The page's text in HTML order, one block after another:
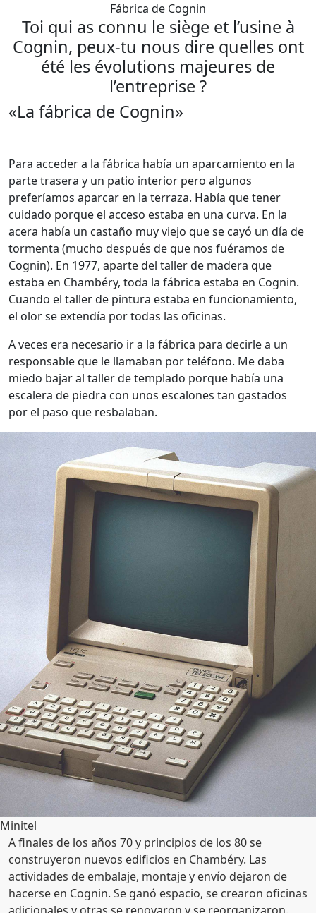
Fábrica de Cognin
Toi qui as connu le siège et l’usine à
Cognin, peux-tu nous dire quelles ont
été les évolutions majeures de
l’entreprise ?
«La fábrica de Cognin»
Para acceder a la fábrica había un aparcamiento en la
parte trasera y un patio interior pero algunos
preferíamos aparcar en la terraza. Había que tener
cuidado porque el acceso estaba en una curva. En la
acera había un castaño muy viejo que se cayó un día de
tormenta (mucho después de que nos fuéramos de
Cognin). En 1977, aparte del taller de madera que
estaba en Chambéry, toda la fábrica estaba en Cognin.
Cuando el taller de pintura estaba en funcionamiento,
el olor se extendía por todas las oficinas.
A veces era necesario ir a la fábrica para decirle a un
responsable que le llamaban por teléfono. Me daba
miedo bajar al taller de templado porque había una
escalera de piedra con unos escalones tan gastados
por el paso que resbalaban.
Minitel
A finales de los años 70 y principios de los 80 se
construyeron nuevos edificios en Chambéry. Las
actividades de embalaje, montaje y envío dejaron de
hacerse en Cognin. Se ganó espacio, se crearon oficinas